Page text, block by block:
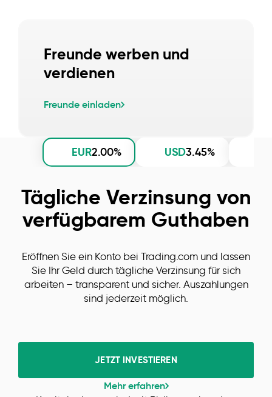
Freunde werben und
verdienen
Freunde einladen
EUR2.00% USD3.45%
Tägliche Verzinsung von
verfügbarem Guthaben
Eröffnen Sie ein Konto bei Trading.com und lassen
Sie Ihr Geld durch tägliche Verzinsung für sich
arbeiten – transparent und sicher. Auszahlungen
sind jederzeit möglich.
JETZT INVESTIEREN
Mehr erfahren